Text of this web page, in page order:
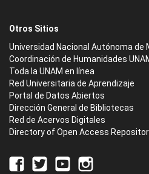
Otros Sitios
Universidad Nacional Autónoma de
Coordinación de Humanidades
Toda la UNAM en línea
Red Universitaria de Aprendizaje
Portal de Datos Abiertos
Dirección General de Bibliotecas
Red de Acervos Digitales
Directory of Open Access